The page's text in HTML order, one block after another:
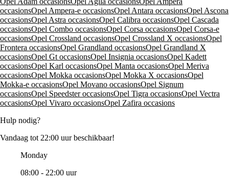
occasionsOpel Ampera-e occasionsOpel Antara occasionsOpel Ascona
occasionsOpel Astra occasionsOpel Calibra occasionsOpel Cascada
occasionsOpel Combo occasionsOpel Corsa occasionsOpel Corsa-e
occasionsOpel Crossland occasionsOpel Crossland X occasionsOpel
Frontera occasionsOpel Grandland occasionsOpel Grandland X
occasionsOpel Gt occasionsOpel Insignia occasionsOpel Kadett
occasionsOpel Karl occasionsOpel Manta occasionsOpel Meriva
occasionsOpel Mokka occasionsOpel Mokka X occasionsOpel
Mokka-e occasionsOpel Movano occasionsOpel Signum
occasionsOpel Speedster occasionsOpel Tigra occasionsOpel Vectra
occasionsOpel Vivaro occasionsOpel Zafira occasions
Hulp nodig?
Vandaag tot 22:00 uur beschikbaar!
Monday
08:00 - 22:00 uur